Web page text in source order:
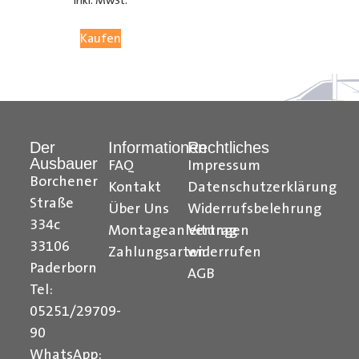
auch auf unseremYouTube Kanaleinfach und
Ihr Team von Der Ausbauer
Formularbeginn
Kaufen
Der
Ausbauer
Borchener
Straße
334c
33106
Paderborn
Tel:
05251/29709-
90
WhatsApp:
Informationen
FAQ
Kontakt
Über Uns
Montageanleitungen
Zahlungsarten
Rechtliches
Impressum
Datenschutzerklärung
Widerrufsbelehrung
Vertrag
widerrufen
AGB